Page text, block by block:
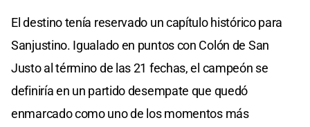
El destino tenía reservado un capítulo histórico para
Sanjustino. Igualado en puntos con Colón de San
Justo al término de las 21 fechas, el campeón se
definiría en un partido desempate que quedó
enmarcado como uno de los momentos más